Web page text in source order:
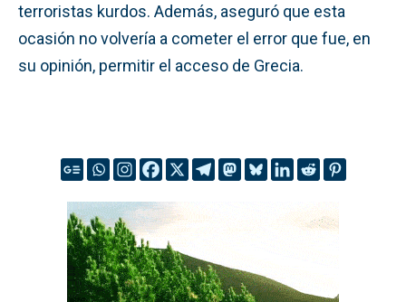
terroristas kurdos. Además, aseguró que esta
ocasión no volvería a cometer el error que fue, en
su opinión, permitir el acceso de Grecia.